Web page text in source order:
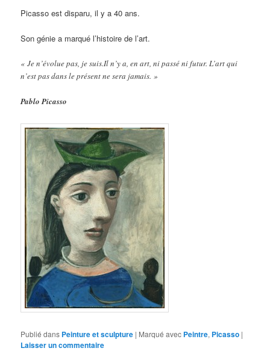
Picasso est disparu, il y a 40 ans.
Son génie a marqué l’histoire de l’art.
« Je n’évolue pas, je suis.Il n’y a, en art, ni passé ni futur. L’art qui
n’est pas dans le présent ne sera jamais. »
Pablo Picasso
Publié dans Peinture et sculpture | Marqué avec Peintre, Picasso |
Laisser un commentaire